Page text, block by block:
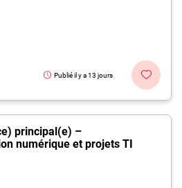
Publié il y a 13 jours
principal(e) –
numérique et projets TI